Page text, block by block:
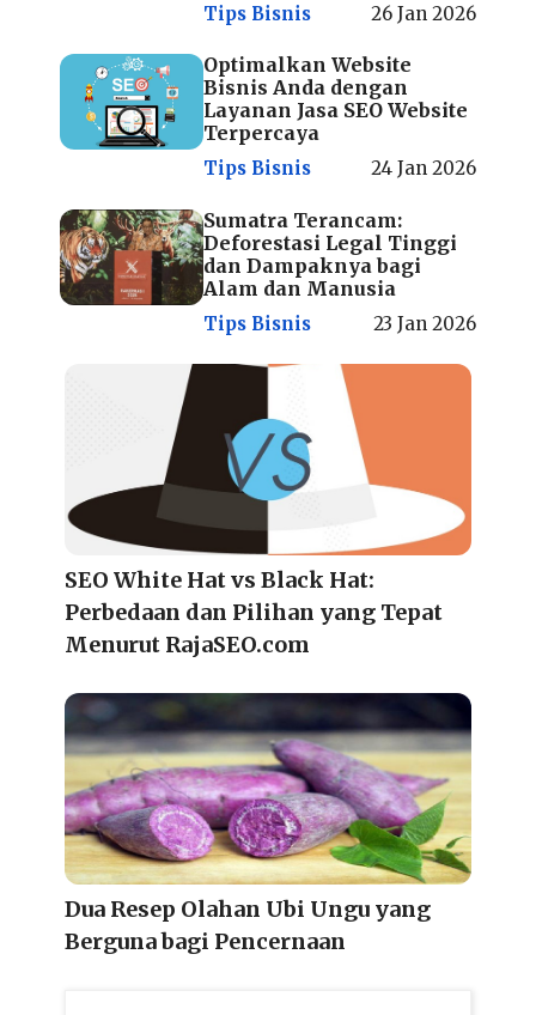
Tips Bisnis 26 Jan 2026
Optimalkan Website
Bisnis Anda dengan
Layanan Jasa SEO Website
Terpercaya
Tips Bisnis 24 Jan 2026
Sumatra Terancam:
Deforestasi Legal Tinggi
dan Dampaknya bagi
Alam dan Manusia
Tips Bisnis 23 Jan 2026
SEO White Hat vs Black Hat:
Perbedaan dan Pilihan yang Tepat
Menurut RajaSEO.com
Dua Resep Olahan Ubi Ungu yang
Berguna bagi Pencernaan